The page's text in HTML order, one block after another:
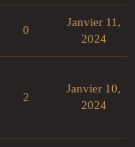
0
Janvier 11,
2024
2
Janvier 10,
2024